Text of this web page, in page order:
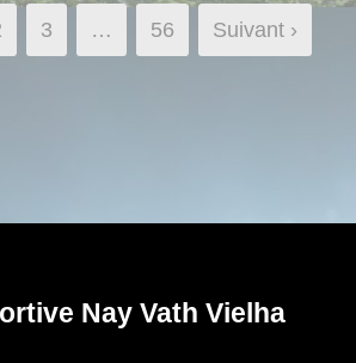
3 … 56 Suivant ›
Nay Vath Vielha